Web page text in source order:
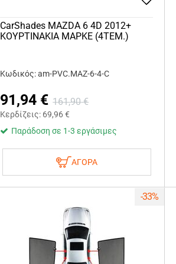
CarShades MAZDA 6 4D 2012+
ΚΟΥΡΤΙΝΑΚΙΑ ΜΑΡΚΕ (4ΤΕΜ.)
Κωδικός: am-PVC.MAZ-6-4-C
91,94 € 161,90 €
Κερδίζεις: 69,96€
Παράδοση σε 1-3 εργάσιμες
ΑΓΟΡΑ
-33%